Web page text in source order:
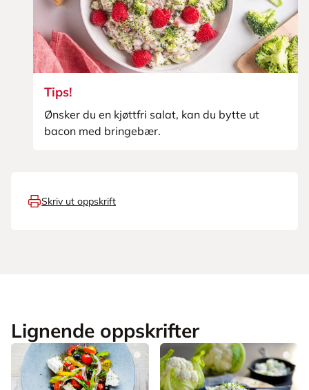
Tips!
Ønsker du en kjøttfri salat, kan du bytte ut
bacon med bringebær.
Skriv ut oppskrift
Lignende oppskrifter